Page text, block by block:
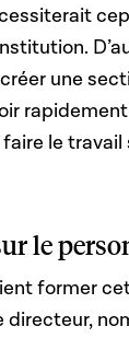
une
rapidement
le
le
former